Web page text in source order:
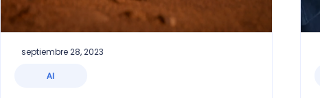
AI
septiembre 28, 2023